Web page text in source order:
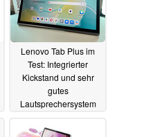
Lenovo Tab Plus im
Test: Integrierter
Kickstand und sehr
gutes
Lautsprechersystem
Alleinstellungsmerkmale